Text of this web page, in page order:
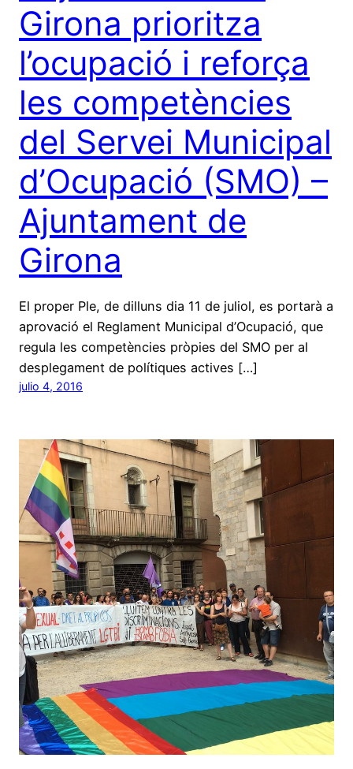
Girona prioritza
l’ocupació i reforça
les competències
del Servei Municipal
d’Ocupació (SMO) –
Ajuntament de
Girona
El proper Ple, de dilluns dia 11 de juliol, es portarà a
aprovació el Reglament Municipal d’Ocupació, que
regula les competències pròpies del SMO per al
desplegament de polítiques actives […]
julio 4, 2016